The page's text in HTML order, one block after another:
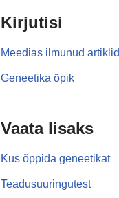
Kirjutisi
Meedias ilmunud artiklid
Geneetika õpik
Vaata lisaks
Kus õppida geneetikat
Teadusuuringutest